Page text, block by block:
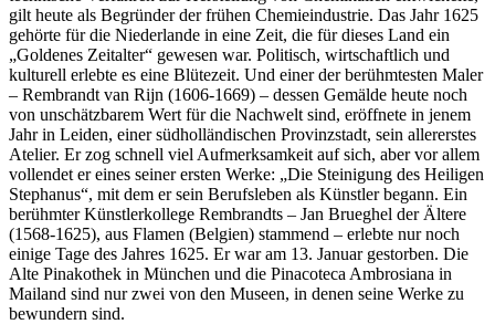
gilt heute als Begründer der frühen Chemieindustrie. Das Jahr 1625
gehörte für die Niederlande in eine Zeit, die für dieses Land ein
„Goldenes Zeitalter“ gewesen war. Politisch, wirtschaftlich und
kulturell erlebte es eine Blütezeit. Und einer der berühmtesten Maler
– Rembrandt van Rijn (1606-1669) – dessen Gemälde heute noch
von unschätzbarem Wert für die Nachwelt sind, eröffnete in jenem
Jahr in Leiden, einer südholländischen Provinzstadt, sein allererstes
Atelier. Er zog schnell viel Aufmerksamkeit auf sich, aber vor allem
vollendet er eines seiner ersten Werke: „Die Steinigung des Heiligen
Stephanus“, mit dem er sein Berufsleben als Künstler begann. Ein
berühmter Künstlerkollege Rembrandts – Jan Brueghel der Ältere
(1568-1625), aus Flamen (Belgien) stammend – erlebte nur noch
einige Tage des Jahres 1625. Er war am 13. Januar gestorben. Die
Alte Pinakothek in München und die Pinacoteca Ambrosiana in
Mailand sind nur zwei von den Museen, in denen seine Werke zu
bewundern sind.